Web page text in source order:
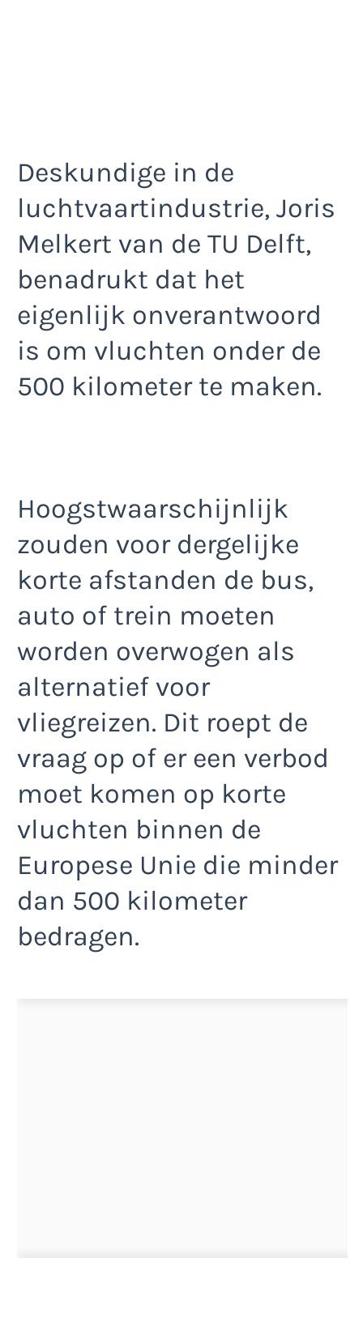
Deskundige in de
luchtvaartindustrie, Joris
Melkert van de TU Delft,
benadrukt dat het
eigenlijk onverantwoord
is om vluchten onder de
500 kilometer te maken.
Hoogstwaarschijnlijk
zouden voor dergelijke
korte afstanden de bus,
auto of trein moeten
worden overwogen als
alternatief voor
vliegreizen. Dit roept de
vraag op of er een verbod
moet komen op korte
vluchten binnen de
Europese Unie die minder
dan 500 kilometer
bedragen.